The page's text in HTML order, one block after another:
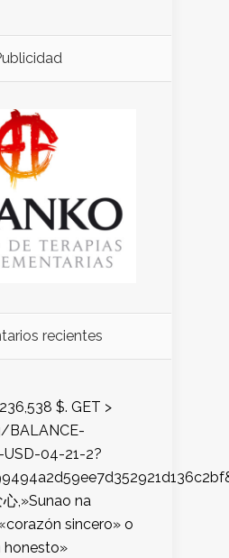
recientes
$. GET >
BALANCE-
04-21-2?
,»Sunao na
sincero» o
honesto»